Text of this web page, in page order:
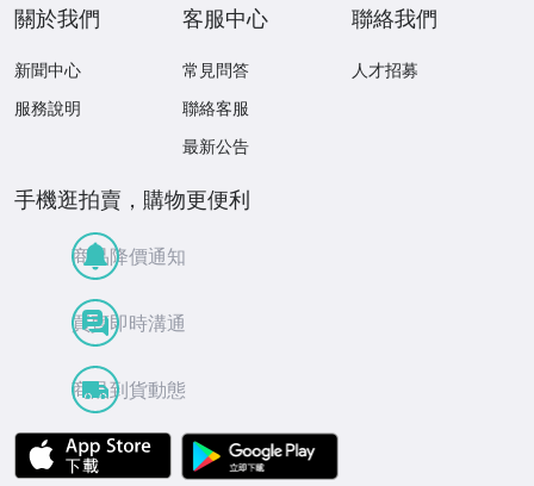
關於我們
新聞中心
服務說明
客服中心
常見問答
聯絡客服
最新公告
聯絡我們
人才招募
手機逛拍賣，購物更便利
商品降價通知
買賣即時溝通
商品到貨動態
APP Store